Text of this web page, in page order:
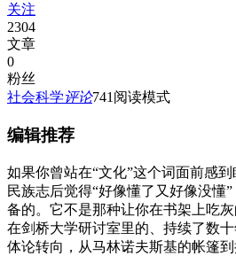
关注
2304
文章
0
粉丝
社会科学评论741 阅读模式
编辑推荐
如果你曾站在“文化”这个词面前感
民族志后觉得“好像懂了又好像没懂
备的。它不是那种让你在书架上吃
在剑桥大学研讨室里的、持续了数
体论转向，从马林诺夫斯基的帐篷